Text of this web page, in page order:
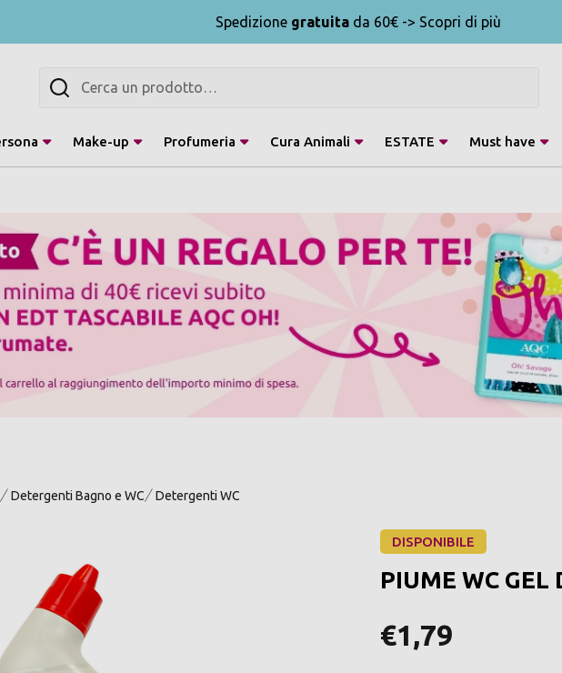
Spedizione gratuita da 60€ -> Scopri di più
Cerca
Make-up Profumeria Cura Animali ESTATE Must have
Detergenti Bagno e WC Detergenti WC
DISPONIBILE
PIUME WC GEL
€1,79